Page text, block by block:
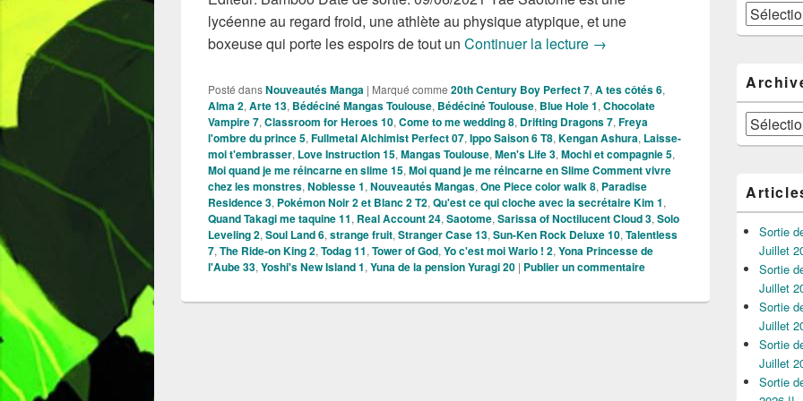
lycéenne au regard froid, une athlète au physique atypique, et une
boxeuse qui porte les espoirs de tout un Continuer la lecture Nouveautés Mangas de la
→
Posté dansNouveautés Manga | Marqué comme 20th Century Boy Perfect 7, A tes côtés 6,
Alma 2, Arte 13, Bédéciné Mangas Toulouse, Bédéciné Toulouse, Blue Hole 1, Chocolate
Vampire 7, Classroom for Heroes 10, Come to me wedding 8, Drifting Dragons 7, Freya
l'ombre du prince 5, Fullmetal Alchimist Perfect 07, Ippo Saison 6 T8, Kengan Ashura, Laisse-
moi t'embrasser, Love Instruction 15, Mangas Toulouse, Men's Life 3, Mochi et compagnie 5,
Moi quand je me réincarne en slime 15, Moi quand je me réincarne en Slime Comment vivre
chez les monstres, Noblesse 1, Nouveautés Mangas, One Piece color walk 8, Paradise
Residence 3, Pokémon Noir 2 et Blanc 2 T2, Qu'est ce qui cloche avec la secrétaire Kim 1,
Quand Takagi me taquine 11, Real Account 24, Saotome, Sarissa of Noctilucent Cloud 3, Solo
Leveling 2, Soul Land 6, strange fruit, Stranger Case 13, Sun-Ken Rock Deluxe 10, Talentless
7, The Ride-on King 2, Todag 11, Tower of God, Yo c'est moi Wario ! 2, Yona Princesse de
l'Aube 33, Yoshi's New Island 1, Yuna de la pension Yuragi 20 | Publier un commentaire
Catégories
Archives
Sortie
Juillet
Sortie
Juillet
Sortie
Juillet
Sortie
Juillet
Sortie